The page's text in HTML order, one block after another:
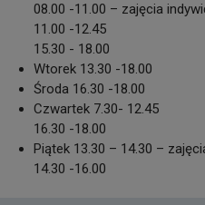
08.00 -11.00 – zajęcia
11.00 -12.45
15.30 - 18.00
Wtorek 13.30 -18.00
Środa 16.30 -18.00
Czwartek 7.30- 12.45
16.30 -18.00
Piątek 13.30 – 14.30 –
14.30 -16.00